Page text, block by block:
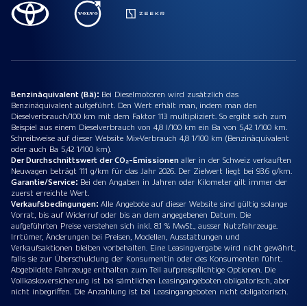
Benzinäquivalent (Bä): Bei Dieselmotoren wird zusätzlich das
Benzinäquivalent aufgeführt. Den Wert erhält man, indem man den
Dieselverbrauch/100 km mit dem Faktor 113 multipliziert. So ergibt sich zum
Beispiel aus einem Dieselverbrauch von 4,8 l/100 km ein Ba von 5,42 1/100 km.
Schreibweise auf dieser Website Mix-Verbrauch 4,8 1/100 km (Benzinäquivalent
oder auch Ba 5,42 1/100 km).
Der Durchschnittswert der CO₂-Emissionenaller in der Schweiz verkauften
Neuwagen beträgt 111 g/km für das Jahr 2026. Der Zielwert liegt bei 93.6 g/km.
Garantie/Service: Bei den Angaben in Jahren oder Kilometer gilt immer der
zuerst erreichte Wert.
Verkaufsbedingungen: Alle Angebote auf dieser Website sind gültig solange
Vorrat, bis auf Widerruf oder bis an dem angegebenen Datum. Die
aufgeführten Preise verstehen sich inkl. 8.1 % MwSt., ausser Nutzfahrzeuge.
Irrtümer, Änderungen bei Preisen, Modellen, Ausstattungen und
Verkaufsaktionen bleiben vorbehalten. Eine Leasingvergabe wird nicht gewährt,
falls sie zur Überschuldung der Konsumentin oder des Konsumenten führt.
Abgebildete Fahrzeuge enthalten zum Teil aufpreispflichtige Optionen. Die
Vollkaskoversicherung ist bei sämtlichen Leasingangeboten obligatorisch, aber
nicht inbegriffen. Die Anzahlung ist bei Leasingangeboten nicht obligatorisch.